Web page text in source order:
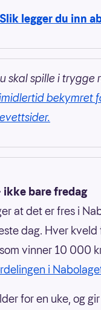
legger du inn
skal spille i trygge
bekymret
ikke bare fredag
at det er fres i
dag. Hver
vinner 10 000
i
for en uke, og